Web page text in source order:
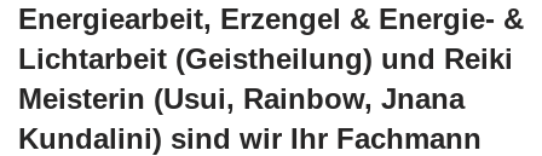
Energiearbeit, Erzengel & Energie- &
Lichtarbeit (Geistheilung) und Reiki
Meisterin (Usui, Rainbow, Jnana
Kundalini) sind wir Ihr Fachmann